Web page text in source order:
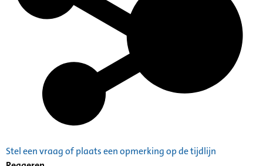
Stel een vraag of plaats een opmerking op de tijdlijn